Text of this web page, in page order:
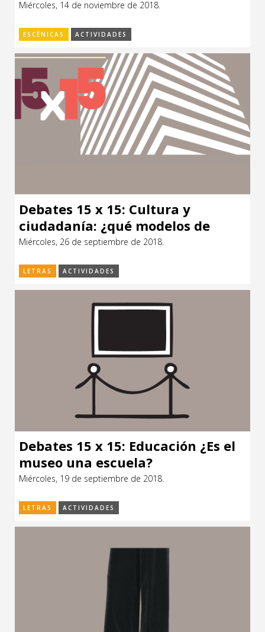
Espacio itinerante de lectura infantil
Formación
Género y Diversidad
Infantil y Juvenil
Letras
Medio Ambiente
Sin categoría
Miércoles, 14 de noviembre de 2018.
ESCÉNICAS ACTIVIDADES
Debates 15 x 15: Cultura y
ciudadanía: ¿qué modelos de
institucionalidad son posibles?
Miércoles, 26 de septiembre de 2018.
LETRAS ACTIVIDADES
Debates 15 x 15: Educación ¿Es el
museo una escuela?
Miércoles, 19 de septiembre de 2018.
LETRAS ACTIVIDADES